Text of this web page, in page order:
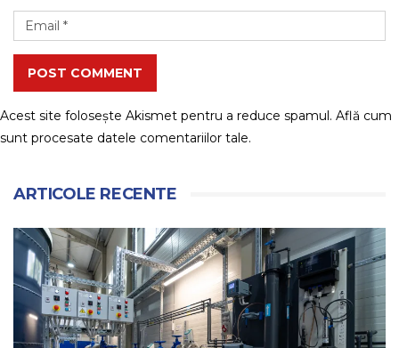
POST COMMENT
Acest site folosește Akismet pentru a reduce spamul. Află cum
sunt procesate datele comentariilor tale.
ARTICOLE RECENTE